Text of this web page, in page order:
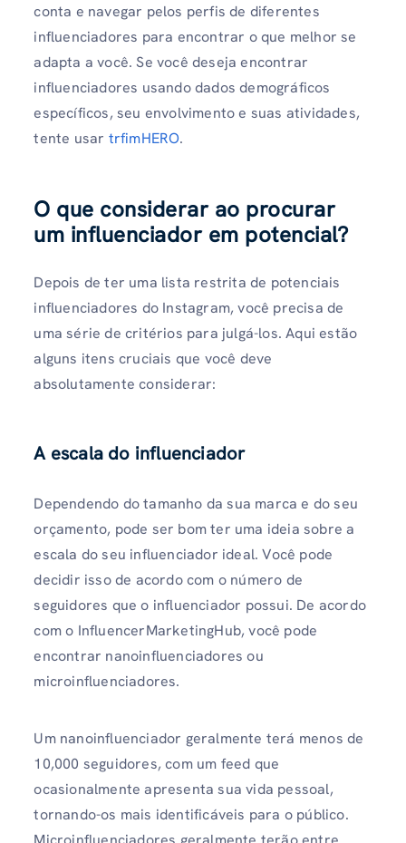
conta e navegar pelos perfis de diferentes
influenciadores para encontrar o que melhor se
adapta a você. Se você deseja encontrar
influenciadores usando dados demográficos
específicos, seu envolvimento e suas atividades,
tente usar trfimHERO.
O que considerar ao procurar
um influenciador em potencial?
Depois de ter uma lista restrita de potenciais
influenciadores do Instagram, você precisa de
uma série de critérios para julgá-los. Aqui estão
alguns itens cruciais que você deve
absolutamente considerar:
A escala do influenciador
Dependendo do tamanho da sua marca e do seu
orçamento, pode ser bom ter uma ideia sobre a
escala do seu influenciador ideal. Você pode
decidir isso de acordo com o número de
seguidores que o influenciador possui. De acordo
com o InfluencerMarketingHub, você pode
encontrar nanoinfluenciadores ou
microinfluenciadores.
Um nanoinfluenciador geralmente terá menos de
10,000 seguidores, com um feed que
ocasionalmente apresenta sua vida pessoal,
tornando-os mais identificáveis ​​para o público.